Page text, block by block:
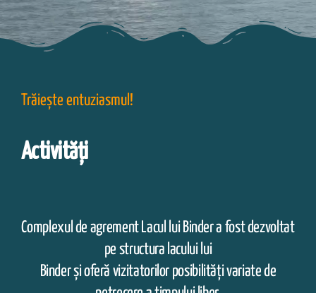
Trăiește entuziasmul!
Activități
Complexul de agrement Lacul lui Binder a fost dezvoltat
pe structura lacului lui
Binder și oferă vizitatorilor posibilități variate de